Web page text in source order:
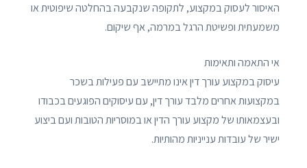
האיסור לעסוק במקצוע, לתקופה שנקבעה בהחלטה שיפוטית או
משמעתית ופשיטת הרגל במרמה, אף שיקום.
אי התאמה ותאימות
עיסוק במקצוע עורך דין אינו מתיישב עם פעילות בשכר
במקצועות אחרים מלבד עורך דין, עם עיסוקים הפוגעים בכבודו
ובעצמאותו של מקצוע עורך הדין או במוסריות הטובות ועם ביצוע
ישיר של עובדות ענייניות מהותיות.